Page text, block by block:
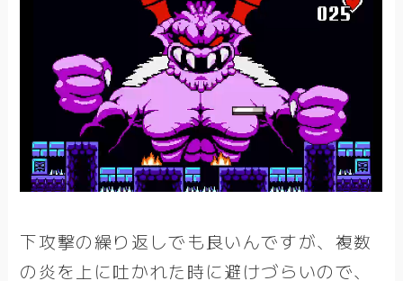
下攻撃の繰り返しでも良いんですが、複数
の炎を上に吐かれた時に避けづらいので、